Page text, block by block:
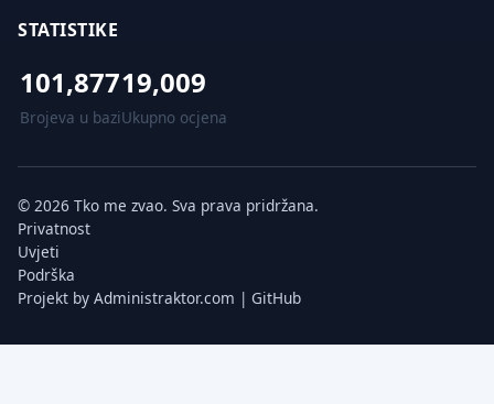
STATISTIKE
101,877
Brojeva u bazi
19,009
Ukupno ocjena
© 2026 Tko me zvao. Sva prava pridržana.
Privatnost
Uvjeti
Podrška
Projekt by Administraktor.com | GitHub